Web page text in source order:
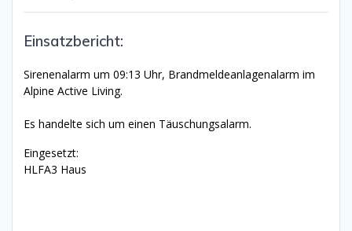
Einsatzbericht:
Sirenenalarm um 09:13 Uhr, Brandmeldeanlagenalarm im
Alpine Active Living.
Es handelte sich um einen Täuschungsalarm.
Eingesetzt:
HLFA3 Haus